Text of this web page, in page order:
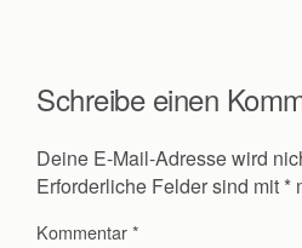
Schreibe einen
Deine E-Mail-Adresse wird
Erforderliche Felder sind mit *
Kommentar*